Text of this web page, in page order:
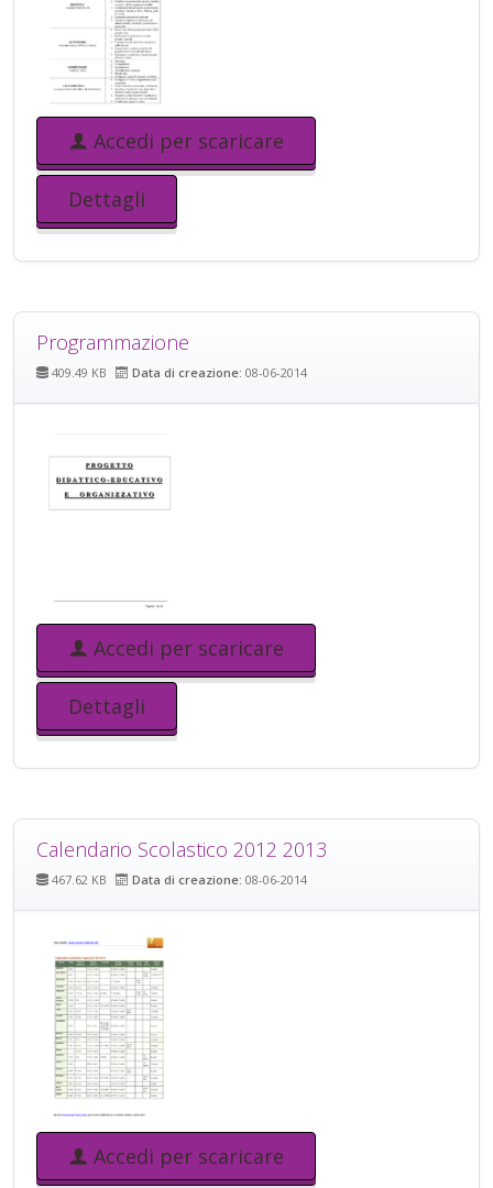
Accedi per scaricare
Dettagli
Programmazione
409.49 KB Data di creazione: 08-06-2014
Accedi per scaricare
Dettagli
Calendario Scolastico 2012 2013
467.62 KB Data di creazione: 08-06-2014
Accedi per scaricare